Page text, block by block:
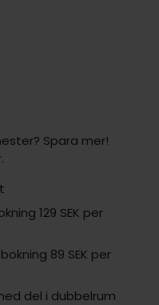
Spara mer!
129 SEK per
89 SEK per
del i dubbelrum